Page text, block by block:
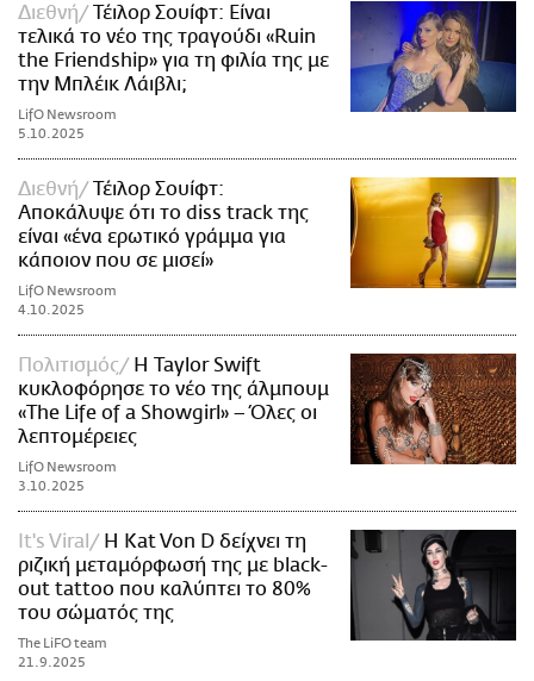
Διεθνή
Τέιλορ Σουίφτ: Είναι
τελικά το νέο της τραγούδι «Ruin
the Friendship» για τη φιλία της με
την Μπλέικ Λάιβλι;
LifO Newsroom
5.10.2025
Διεθνή
Τέιλορ Σουίφτ:
Αποκάλυψε ότι το diss track της
είναι «ένα ερωτικό γράμμα για
κάποιον που σε μισεί»
LifO Newsroom
4.10.2025
Πολιτισμός
Η Taylor Swift
κυκλοφόρησε το νέο της άλμπουμ
«The Life of a Showgirl» – Όλες οι
λεπτομέρειες
LifO Newsroom
3.10.2025
It's Viral
Η Kat Von D δείχνει τη
ριζική μεταμόρφωσή της με black-
out tattoo που καλύπτει το 80%
του σώματός της
The LiFO team
21.9.2025